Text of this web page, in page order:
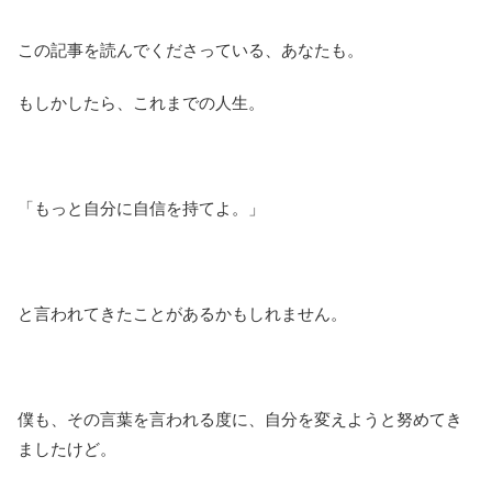
この記事を読んでくださっている、あなたも。
もしかしたら、これまでの人生。
「もっと自分に自信を持てよ。」
と言われてきたことがあるかもしれません。
僕も、その言葉を言われる度に、自分を変えようと努めてき
ましたけど。